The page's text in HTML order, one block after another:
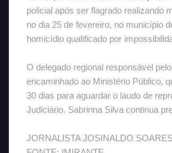
policial após ser flagrado realizando
no dia 25 de fevereiro, no município
homicídio qualificado por
O delegado regional responsável
encaminhado ao Ministério Público,
30 dias para aguardar o laudo de
Judiciário. Sabrinna Silva continua
JORNALISTA JOSINALDO